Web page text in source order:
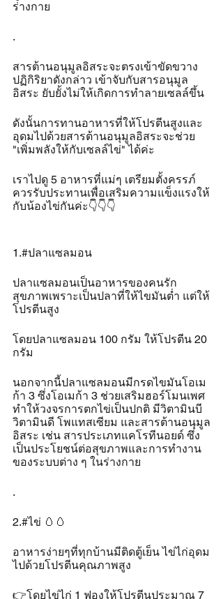
ร่างกาย
.
สารต้านอนุมูลอิสระจะตรงเข้าขัดขวาง
ปฏิกิริยาดังกล่าว เข้าจับกับสารอนุมูล
อิสระ ยับยั้งไม่ให้เกิดการทำลายเซลล์ขึ้น
ดังนั้นการทานอาหารที่ให้โปรตีนสูงและ
อุดมไปด้วยสารต้านอนุมูลอิสระจะช่วย
"เพิ่มพลังให้กับเซลล์ไข่" ได้ค่ะ
เราไปดู 5 อาหารที่แม่ๆ เตรียมตั้งครรภ์
ควรรับประทานเพื่อเสริมความแข็งแรงให้
กับน้องไข่กันค่ะ👇👇👇
1.#ปลาแซลมอน
ปลาแซลมอนเป็นอาหารของคนรัก
สุขภาพเพราะเป็นปลาที่ให้ไขมันต่ำ แต่ให้
โปรตีนสูง
โดยปลาแซลมอน 100 กรัม ให้โปรตีน 20
กรัม
นอกจากนี้ปลาแซลมอนมีกรดไขมันโอเม
ก้า 3 ซึ่งโอเมก้า 3 ช่วยเสริมฮอร์โมนเพศ
ทำให้วงจรการตกไข่เป็นปกติ มีวิตามินบี
วิตามินดี โพแทสเซียม และสารต้านอนุมูล
อิสระ เช่น สารประเภทแคโรทีนอยด์ ซึ่ง
เป็นประโยชน์ต่อสุขภาพและการทำงาน
ของระบบต่าง ๆ ในร่างกาย
.
2.#ไข่ 🥚🥚
อาหารง่ายๆที่ทุกบ้านมีติดตู้เย็น ไข่ไก่อุดม
ไปด้วยโปรตีนคุณภาพสูง
👉โดยไข่ไก่ 1 ฟองให้โปรตีนประมาณ 7